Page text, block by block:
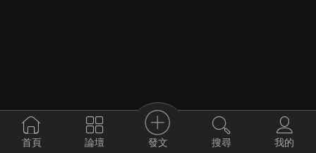
首頁 論壇 發文 搜尋 我的